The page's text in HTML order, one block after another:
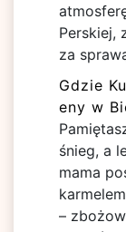
Perskiej,
za
Gdzie
eny w
śnieg, a
mama
–